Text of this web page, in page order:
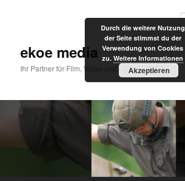
ekoe media
Ihr Partner für Film, Video und Internet
Durch die weitere Nutzung
der Seite stimmst du der
Verwendung von Cookies
zu. Weitere Informationen
Akzeptieren